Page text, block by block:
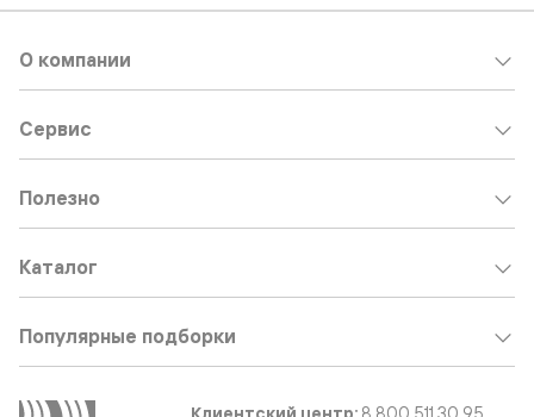
О компании
Сервис
Полезно
Каталог
Популярные подборки
8 800 511 30 95